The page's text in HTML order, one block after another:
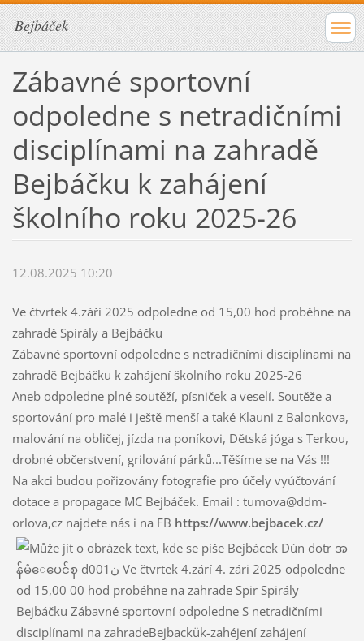
Bejbáček
Zábavné sportovní
odpoledne s netradičními
disciplínami na zahradě
Bejbáčku k zahájení
školního roku 2025-26
12.08.2025 10:20
Ve čtvrtek 4.září 2025 odpoledne od 15,00 hod proběhne na
zahradě Spirály a Bejbáčku
Zábavné sportovní odpoledne s netradičními disciplínami na
zahradě Bejbáčku k zahájení školního roku 2025-26
Aneb odpoledne plné soutěží, písniček a veselí. Soutěže a
sportování pro malé i ještě menší a také Klauni z Balonkova,
malování na obličej, jízda na poníkovi, Dětská jóga s Terkou,
drobné občerstvení, grilování párků...Těšíme se na Vás !!!
Na akci budou pořizovány fotografie pro účely vyúčtování
dotace a propagace MC Bejbáček. Email : tumova@ddm-
orlova,cz najdete nás i na FB https://www.bejbacek.cz/